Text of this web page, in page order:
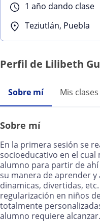
1 año dando clase
Teziutlán, Puebla
Perfil de Lilibeth
Sobre mí Mis clases
Sobre mí
En la primera sesión se
socioeducativo en el cual
alumno para partir de
su manera de aprender y
dinamicas, divertidas,
regularización en niños
totalmente
alumno requiere alcanzar.